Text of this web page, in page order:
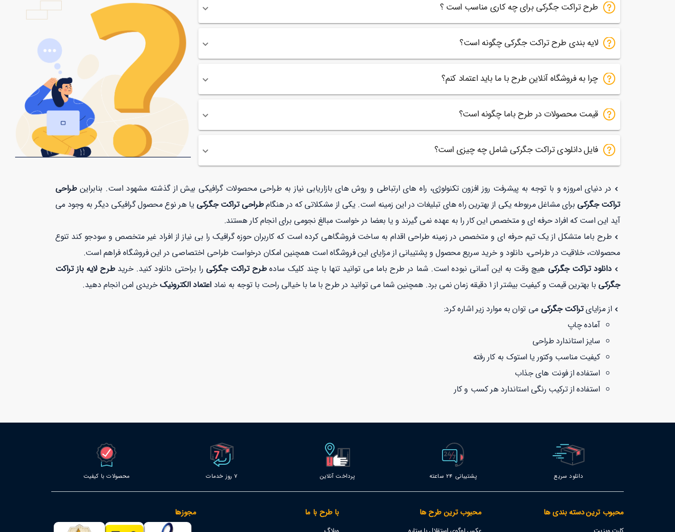
طرح تراکت جگرکی برای چه کاری مناسب است ؟
لایه بندی طرح تراکت جگرکی چگونه است؟
چرا به فروشگاه آنلاین طرح با ما باید اعتماد کنم؟
قیمت محصولات در طرح باما چگونه است؟
فایل دانلودی تراکت جگرکی شامل چه چیزی است؟
در دنیای امروزه و با توجه به پیشرفت روز افزون تکنولوژی، راه های ارتباطی و روش های بازاریابی نیاز به طراحی محصولات گرافیکی بیش از گذشته مشهود است. بنابراینطراحی
تراکت جگرکی برای مشاغل مربوطه یکی از بهترین راه های تبلیغات در این زمینه است. یکی از مشکلاتی که در هنگامطراحی تراکت جگرکی یا هر نوع محصول گرافیکی دیگر به وجود می
آید این است که افراد حرفه ای و متخصص این کار را به عهده نمی گیرند و یا بعضا در خواست مبالغ نجومی برای انجام کار هستند.
طرح باما متشکل از یک تیم حرفه ای و متخصص در زمینه طراحی اقدام به ساخت فروشگاهی کرده است که کاربران حوزه گرافیک را بی نیاز از افراد غیر متخصص و سودجو کند تنوع
محصولات، خلاقیت در طراحی، دانلود و خرید سریع محصول و پشتیبانی از مزایای این فروشگاه است همچنین امکان درخواست طراحی اختصاصی در این فروشگاه فراهم است.
دانلود تراکت جگرکی هیچ وقت به این آسانی نبوده است. شما در طرح باما می توانید تنها با چند کلیک سادهطرح تراکت جگرکی را براحتی دانلود کنید. خریدطرح لایه باز تراکت
جگرکی با بهترین قیمت و کیفیت بیشتر از 1 دقیقه زمان نمی برد. همچنین شما می توانید در طرح با ما با خیالی راحت با توجه به نماد اعتماد الکترونیکخریدی امن انجام دهید.
از مزایایتراکت جگرکی می توان به موارد زیر اشاره کرد:
آماده چاپ
سایز استاندارد طراحی
کیفیت مناسب وکتور یا استوک به کار رفته
استفاده از فونت های جذاب
استفاده از ترکیب رنگی استاندارد هر کسب و کار
دانلود سریع پشتیبانی 24 ساعته پرداخت آنلاین 7 روز خدمات محصولات با کیفیت
محبوب ترین دسته بندی ها محبوب ترین طرح ها با طرح با ما مجوزها